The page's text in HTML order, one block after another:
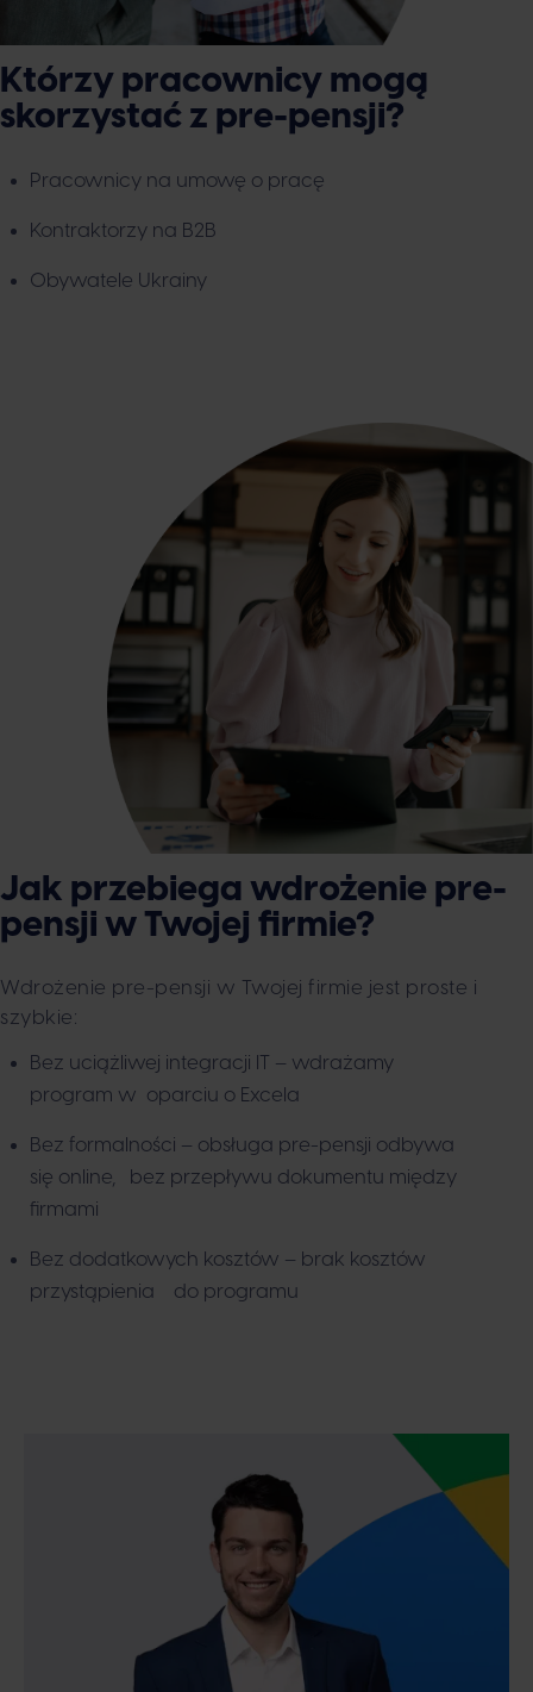
Którzy pracownicy mogą
skorzystać z pre-pensji?
Pracownicy na umowę o pracę
Kontraktorzy na B2B
Obywatele Ukrainy
Jak przebiega wdrożenie pre-
pensji w Twojej firmie?
Wdrożenie pre-pensji w Twojej firmie jest proste i
szybkie:
Bez uciążliwej integracji IT – wdrażamy
program w oparciu o Excela
Bez formalności – obsługa pre-pensji odbywa
się online, bez przepływu dokumentu między
firmami
Bez dodatkowych kosztów – brak kosztów
przystąpienia do programu